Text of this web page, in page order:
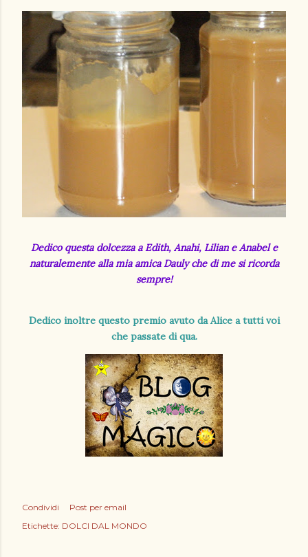
Dedico questa dolcezza a Edith, Anahi, Lilian e Anabel e
naturalemente alla mia amica Dauly che di me si ricorda
sempre!
Dedico inoltre questo premio avuto da Alice a tutti voi
che passate di qua.
Condividi
Post per email
Etichette: DOLCI DAL MONDO